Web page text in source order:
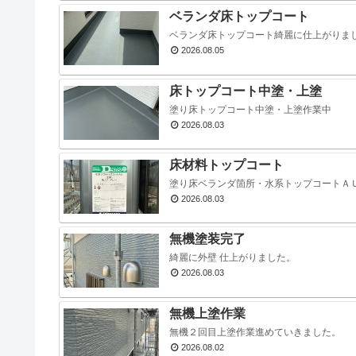
ベランダ床トップコート
ベランダ床トップコート綺麗に仕上がりま
2026.08.05
床トップコート中塗・上塗
塗り床トップコート中塗・上塗作業中
2026.08.03
床材料トップコート
塗り床ベランダ箇所・水系トップコートＡ
2026.08.03
無機塗装完了
綺麗に外壁 仕上がりました。
2026.08.03
無機上塗作業
無機２回目上塗作業進めていきました。
2026.08.02